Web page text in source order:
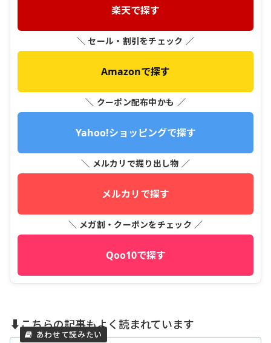
楽天で探す
＼ セール・割引をチェック ／
Amazonで探す
＼ クーポン配布中かも ／
Yahoo!ショッピングで探す
＼ メルカリで掘り出し物 ／
メルカリで探す
＼ メガ割・クーポンをチェック ／
Qoo10で探す
⬇️こちらの記事もよく読まれています